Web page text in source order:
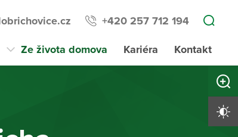
+420 257 712 194
Ze života domova Kariéra Kontakt